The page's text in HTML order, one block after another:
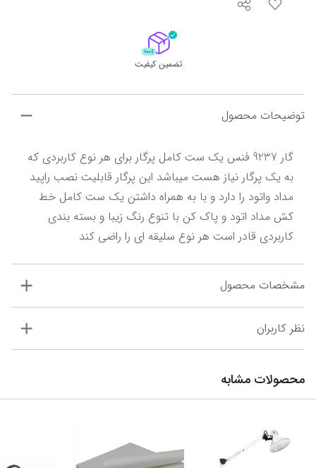
تضمین کیفیت
توضیحات محصول
کاربردی قادر است هر نوع سلیقه ای را راضی کند
مشخصات محصول
نظر کاربران
محصولات مشابه